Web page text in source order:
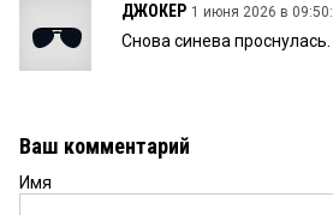
ДЖОКЕР 1 июня 2026 в 09:50:
Снова синева проснулась.
Ваш комментарий
Имя